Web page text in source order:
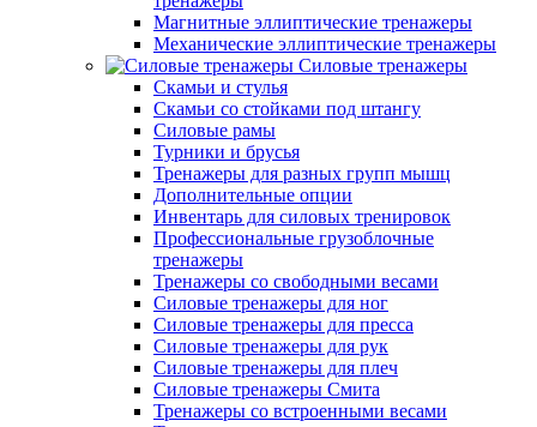
Магнитные эллиптические тренажеры
Механические эллиптические тренажеры
Силовые тренажеры
Скамьи и стулья
Скамьи со стойками под штангу
Силовые рамы
Турники и брусья
Тренажеры для разных групп мышц
Дополнительные опции
Инвентарь для силовых тренировок
Профессиональные грузоблочные
тренажеры
Тренажеры со свободными весами
Силовые тренажеры для ног
Силовые тренажеры для пресса
Силовые тренажеры для рук
Силовые тренажеры для плеч
Силовые тренажеры Смита
Тренажеры со встроенными весами